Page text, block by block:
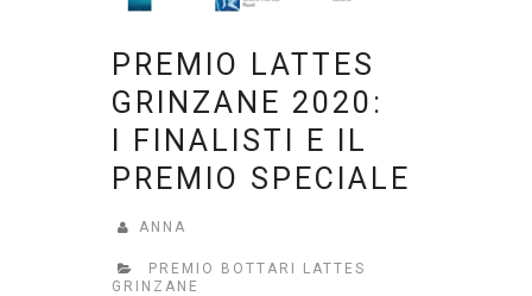
PREMIO LATTES
GRINZANE 2020:
I FINALISTI E IL
PREMIO SPECIALE
ANNA
PREMIO BOTTARI LATTES
GRINZANE